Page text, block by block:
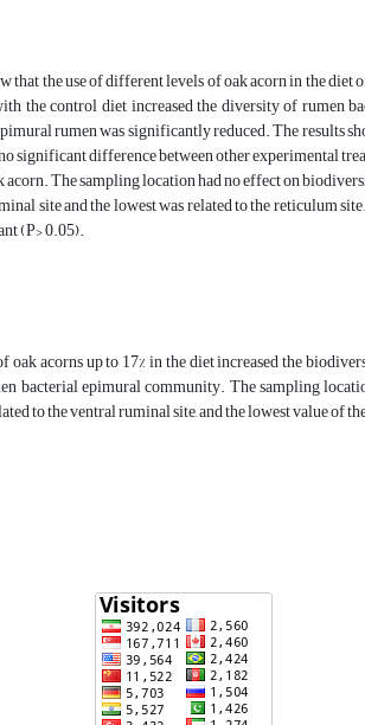
that the use of different levels of oak acorn in the
the control diet increased the diversity of rumen
rumen was significantly reduced. The results
significant difference between other experimental
acorn. The sampling location had no effect on
site and the lowest was related to the reticulum
(P> 0.05).
oak acorns up to 17% in the diet increased the
bacterial epimural community. The sampling
to the ventral ruminal site, and the lowest value of